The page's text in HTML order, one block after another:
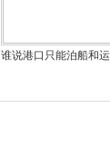
谁说港口只能泊船和运